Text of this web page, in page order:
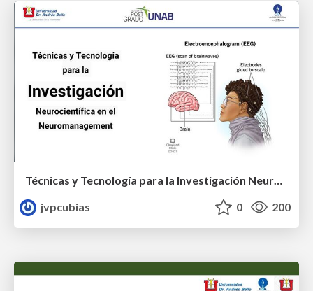
Técnicas y Tecnología para la Investigación Neurocientífica en el Neuromanagement
jvpcubias
0 200